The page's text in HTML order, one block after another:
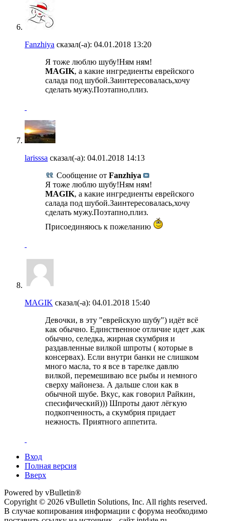
Fanzhiya сказал(-а): 04.01.2018 13:20
Я тоже люблю шубу!Ням ням!
MAGIK, а какие ингредиенты еврейского
салада под шубой.Заинтересовалась,хочу
сделать мужу.Поэтапно,плиз.
larisssa сказал(-а): 04.01.2018 14:13
Сообщение от Fanzhiya
Я тоже люблю шубу!Ням ням!
MAGIK, а какие ингредиенты еврейского
салада под шубой.Заинтересовалась,хочу
сделать мужу.Поэтапно,плиз.
Присоединяюсь к пожеланию
MAGIK сказал(-а): 04.01.2018 15:40
Девочки, в эту "еврейскую шубу") идёт всё
как обычно. Единственное отличие идет ,как
обычно, селедка, жирная скумбрия и
раздавленные вилкой шпроты ( которые в
консервах). Если внутри банки не слишком
много масла, то я все в тарелке давлю
вилкой, перемешиваю все рыбы и немного
сверху майонеза. А дальше слои как в
обычной шубе. Вкус, как говорил Райкин,
спесифический))) Шпроты дают лёгкую
подкопченность, а скумбрия придает
нежность. Приятного аппетита.
Вход
Полная версия
Вверх
Powered by vBulletin®
Copyright © 2026 vBulletin Solutions, Inc. All rights reserved.
В случае копирования информации с форума необходимо